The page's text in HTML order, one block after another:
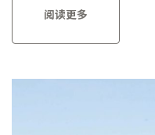
阅读更多